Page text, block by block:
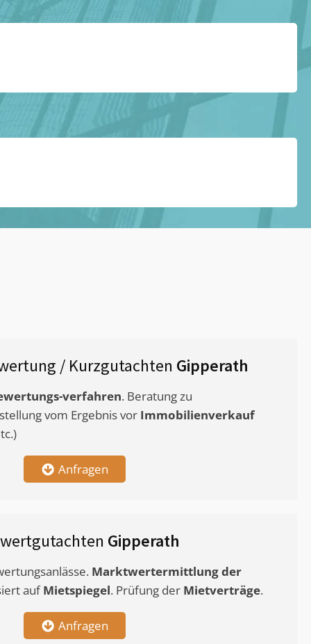
/ Kurzgutachten Gipperath
verfahren. Beratung zu
vom Ergebnis vor Immobilienverkauf
Anfragen
Gipperath
Marktwertermittlungder
aufMietspiegel. Prüfung der Mietverträge.
Anfragen